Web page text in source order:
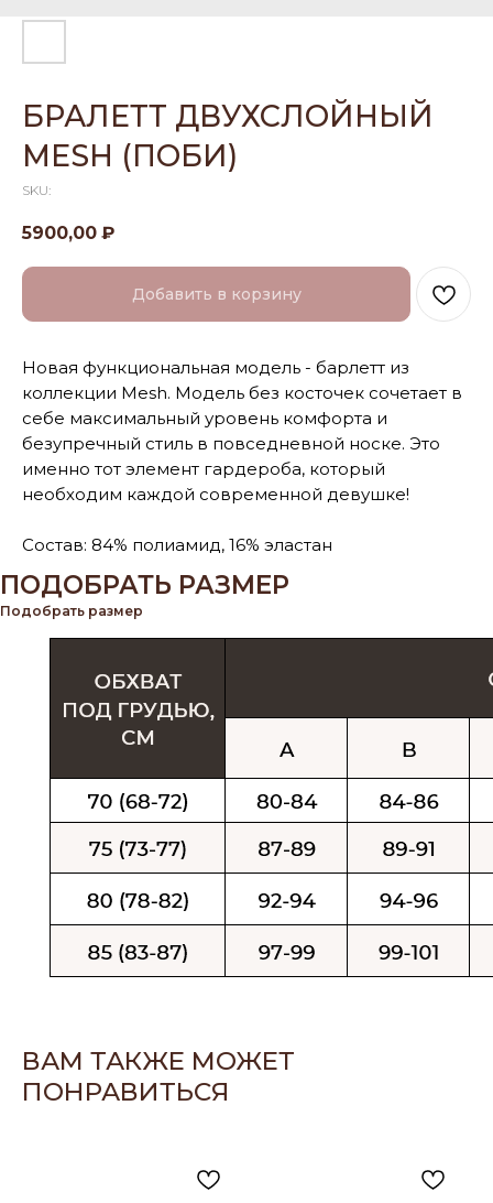
БРАЛЕТТ ДВУХСЛОЙНЫЙ
MESH (ПОБИ)
SKU:
5900,00 ₽
Добавить в корзину
Новая функциональная модель - барлетт из
коллекции Mesh. Модель без косточек сочетает в
себе максимальный уровень комфорта и
безупречный стиль в повседневной носке. Это
именно тот элемент гардероба, который
необходим каждой современной девушке!
Состав: 84% полиамид, 16% эластан
ПОДОБРАТЬ РАЗМЕР
Подобрать размер
ВАМ ТАКЖЕ МОЖЕТ
ПОНРАВИТЬСЯ